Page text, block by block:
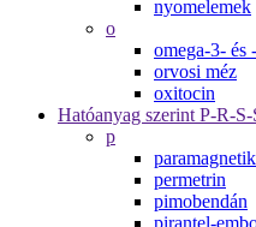
nyomelemek
o
omega-3- és
orvosi méz
oxitocin
Hatóanyag szerint P-R-S-
p
permetrin
pimobendán
pirantel-